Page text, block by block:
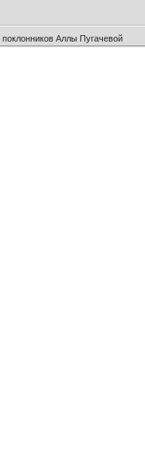
Аллы Пугачевой